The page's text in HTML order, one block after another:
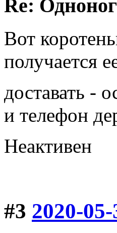
Re:
Вот
получается
доставать -
и телефон
Неактивен
#3 2020-